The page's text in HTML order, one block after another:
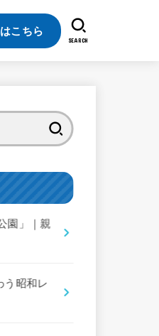
こちら
SEARCH
園」｜親
う昭和レ